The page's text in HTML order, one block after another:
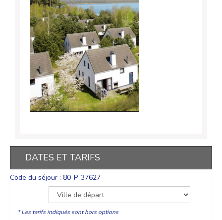
DATES ET TARIFS
Code du séjour : 80-P-37627
* Les tarifs indiqués sont hors options